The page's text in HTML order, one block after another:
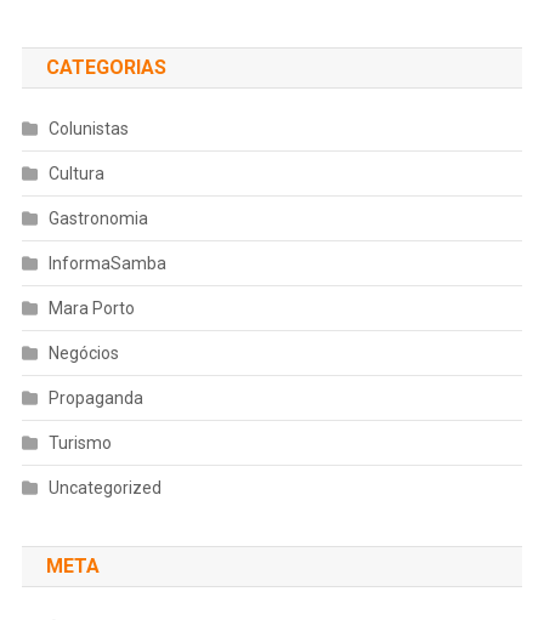
CATEGORIAS
Colunistas
Cultura
Gastronomia
InformaSamba
Mara Porto
Negócios
Propaganda
Turismo
Uncategorized
META